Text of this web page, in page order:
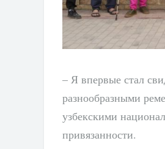
– Я впервые стал
разнообразными
узбекскими
привязанности.